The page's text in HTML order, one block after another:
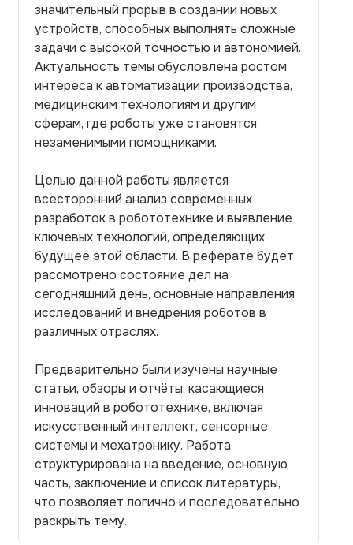
значительный прорыв в создании новых
устройств, способных выполнять сложные
задачи с высокой точностью и автономией.
Актуальность темы обусловлена ростом
интереса к автоматизации производства,
медицинским технологиям и другим
сферам, где роботы уже становятся
незаменимыми помощниками.
Целью данной работы является
всесторонний анализ современных
разработок в робототехнике и выявление
ключевых технологий, определяющих
будущее этой области. В реферате будет
рассмотрено состояние дел на
сегодняшний день, основные направления
исследований и внедрения роботов в
различных отраслях.
Предварительно были изучены научные
статьи, обзоры и отчёты, касающиеся
инноваций в робототехнике, включая
искусственный интеллект, сенсорные
системы и мехатронику. Работа
структурирована на введение, основную
часть, заключение и список литературы,
что позволяет логично и последовательно
раскрыть тему.